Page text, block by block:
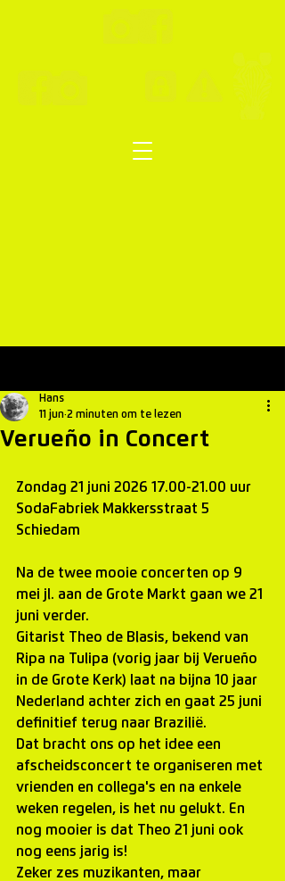
Verueño in Concert
Hans
11 jun 2 minuten om te lezen
Zondag 21 juni 2026 17.00-21.00 uur
SodaFabriek Makkersstraat 5
Schiedam
Na de twee mooie concerten op 9
mei jl. aan de Grote Markt gaan we 21
juni verder.
Gitarist Theo de Blasis, bekend van
Ripa na Tulipa (vorig jaar bij Verueño
in de Grote Kerk) laat na bijna 10 jaar
Nederland achter zich en gaat 25 juni
definitief terug naar Brazilië.
Dat bracht ons op het idee een
afscheidsconcert te organiseren met
vrienden en collega's en na enkele
weken regelen, is het nu gelukt. En
nog mooier is dat Theo 21 juni ook
nog eens jarig is!
Zeker zes muzikanten, maar